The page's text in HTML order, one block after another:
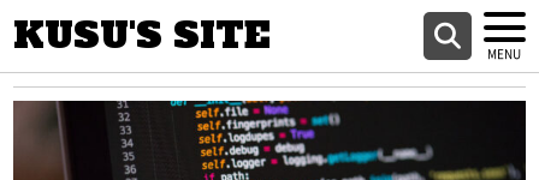
KUSU'S SITE